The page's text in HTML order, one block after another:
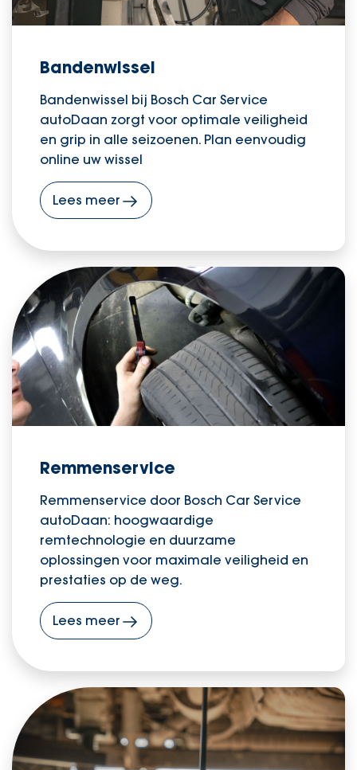
Bandenwissel
Bandenwissel bij Bosch Car Service
autoDaan zorgt voor optimale veiligheid
en grip in alle seizoenen. Plan eenvoudig
online uw wissel
Lees meer
Remmenservice
Remmenservice door Bosch Car Service
autoDaan: hoogwaardige
remtechnologie en duurzame
oplossingen voor maximale veiligheid en
prestaties op de weg.
Lees meer